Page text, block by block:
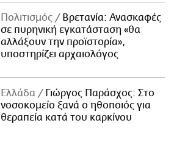
Πολιτισμός
Βρετανία: Ανασκαφές
σε πυρηνική εγκατάσταση «θα
αλλάξουν την προϊστορία»,
υποστηρίζει αρχαιολόγος
Ελλάδα
Γιώργος Παράσχος: Στο
νοσοκομείο ξανά ο ηθοποιός για
θεραπεία κατά του καρκίνου